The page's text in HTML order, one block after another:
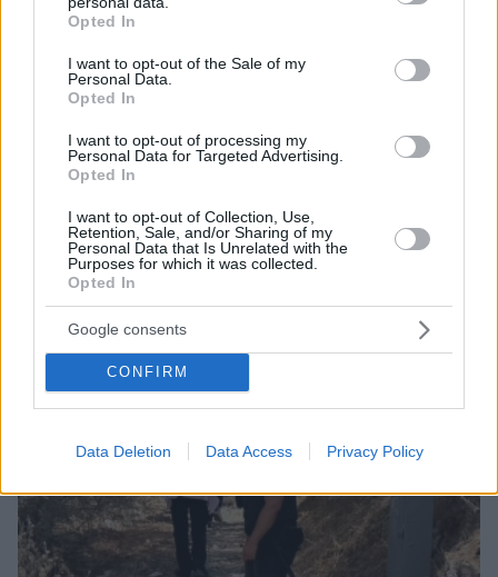
grant or deny consent to Google and its third-party tags to
use your data for below specified purposes in below Google
consent section.
Opted In
I want to opt-out of the Sale of my
Personal Data.
Opted In
I want to opt-out of processing my
Personal Data for Targeted Advertising.
Opted In
I want to opt-out of Collection, Use,
Retention, Sale, and/or Sharing of my
Personal Data that Is Unrelated with the
Purposes for which it was collected.
Opted In
Google consents
CONFIRM
Data Deletion Data Access Privacy Policy
Από τη Μόρια στον γάμο, τη ΜΚΟ και την
κατηγορία για φόνο: Η σκοτεινή διαδρομή του
26χρονου Αφγανού που σκότωσε τη Βρετανίδα
στην Κυψέλη